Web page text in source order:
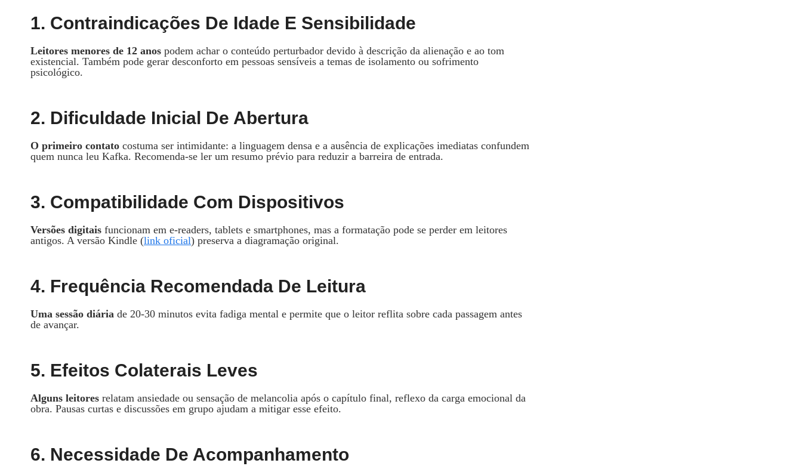
1. Contraindicações De Idade E Sensibilidade
Leitores menores de 12 anos podem achar o conteúdo perturbador devido à descrição da alienação e ao tom
existencial. Também pode gerar desconforto em pessoas sensíveis a temas de isolamento ou sofrimento
psicológico.
2. Dificuldade Inicial De Abertura
O primeiro contato costuma ser intimidante: a linguagem densa e a ausência de explicações imediatas confundem
quem nunca leu Kafka. Recomenda‑se ler um resumo prévio para reduzir a barreira de entrada.
3. Compatibilidade Com Dispositivos
Versões digitais funcionam em e‑readers, tablets e smartphones, mas a formatação pode se perder em leitores
antigos. A versão Kindle (link oficial) preserva a diagramação original.
4. Frequência Recomendada De Leitura
Uma sessão diária de 20‑30 minutos evita fadiga mental e permite que o leitor reflita sobre cada passagem antes
de avançar.
5. Efeitos Colaterais Leves
Alguns leitores relatam ansiedade ou sensação de melancolia após o capítulo final, reflexo da carga emocional da
obra. Pausas curtas e discussões em grupo ajudam a mitigar esse efeito.
6. Necessidade De Acompanhamento